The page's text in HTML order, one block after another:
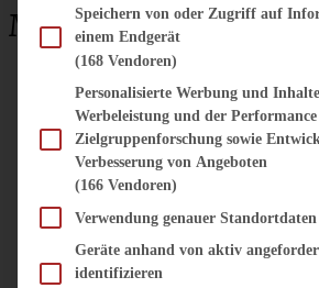
My best of ...
Im Folgenden finden Sie eine Liste der Zwecke des
Speichern von oder Zugriff auf
einem Endgerät
(168 Vendoren)
Personalisierte Werbung und
Werbeleistung und der
Zielgruppenforschung sowie
Verbesserung von Angeboten
(166 Vendoren)
Verwendung genauer Standortdaten
Geräte anhand von aktiv
identifizieren